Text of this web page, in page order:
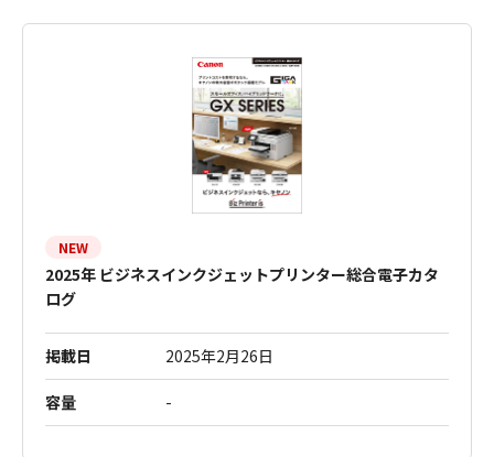
NEW
2025年 ビジネスインクジェットプリンター総合電子カタ
ログ
掲載日 2025年2月26日
容量 -